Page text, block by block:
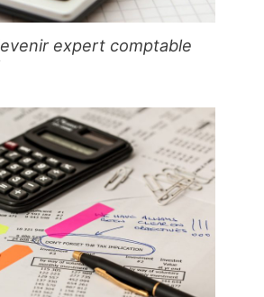
expert comptable